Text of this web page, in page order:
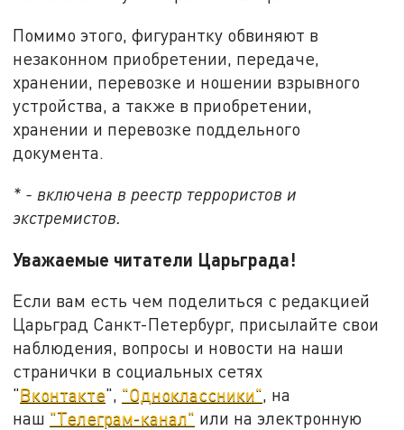
Помимо этого, фигурантку обвиняют в
незаконном приобретении, передаче,
хранении, перевозке и ношении взрывного
устройства, а также в приобретении,
хранении и перевозке поддельного
документа.
* - включена в реестр террористов и
экстремистов.
Уважаемые читатели Царьграда!
Если вам есть чем поделиться с редакцией
Царьград Санкт-Петербург, присылайте свои
наблюдения, вопросы и новости на наши
странички в социальных сетях
"Вконтакте", "Одноклассники", на
наш "Телеграм-канал" или на электронную